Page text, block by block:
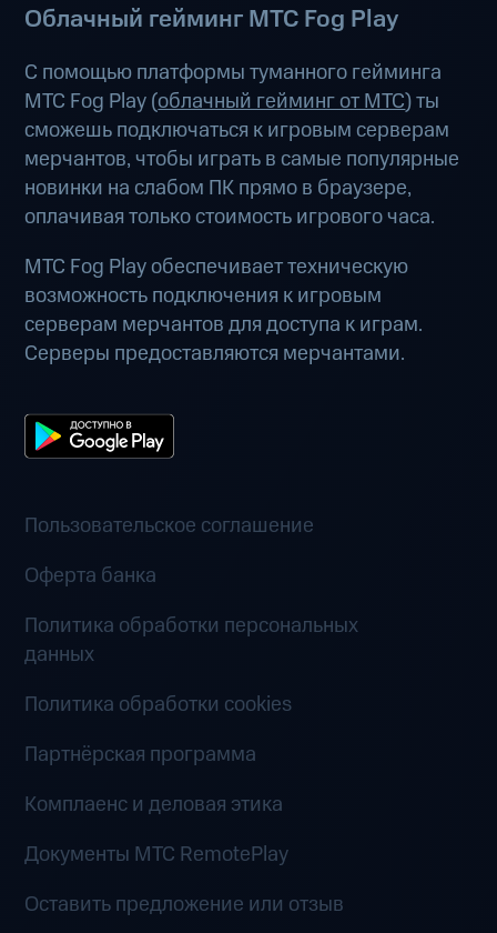
Облачный гейминг МТС Fog Play
С помощью платформы туманного гейминга
МТС Fog Play (облачный гейминг от МТС) ты
сможешь подключаться к игровым серверам
мерчантов, чтобы играть в самые популярные
новинки на слабом ПК прямо в браузере,
оплачивая только стоимость игрового часа.
МТС Fog Play обеспечивает техническую
возможность подключения к игровым
серверам мерчантов для доступа к играм.
Серверы предоставляются мерчантами.
Пользовательское соглашение
Оферта банка
Политика обработки персональных
данных
Политика обработки cookies
Партнёрская программа
Комплаенс и деловая этика
Документы MTC RemotePlay
Оставить предложение или отзыв